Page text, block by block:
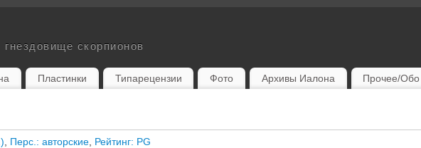
гнездовище скорпионов
Пластинки Типарецензии Фото Архивы Иалона Прочее/
Перс.: авторские Рейтинг: PG